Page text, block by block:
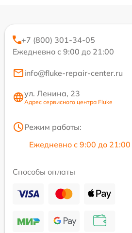
+7 (800) 301-34-05
Ежедневно с 9:00 до 21:00
info@fluke-repair-center.ru
ул. Ленина, 23
Адрес сервисного центра Fluke
Режим работы:
Ежедневно с 9:00 до 21:00
Способы оплаты